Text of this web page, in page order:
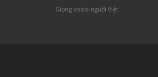
Giọng voice người Việt